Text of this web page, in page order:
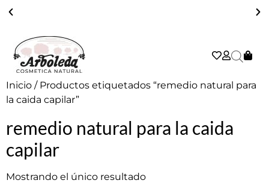
ENVÍO GRATIS A PARTIR DE 39€ EN PENÍNSULA - 2/3 DÍAS
Inicio / Productos etiquetados “remedio natural para
la caida capilar”
remedio natural para la caida
capilar
Mostrando el único resultado